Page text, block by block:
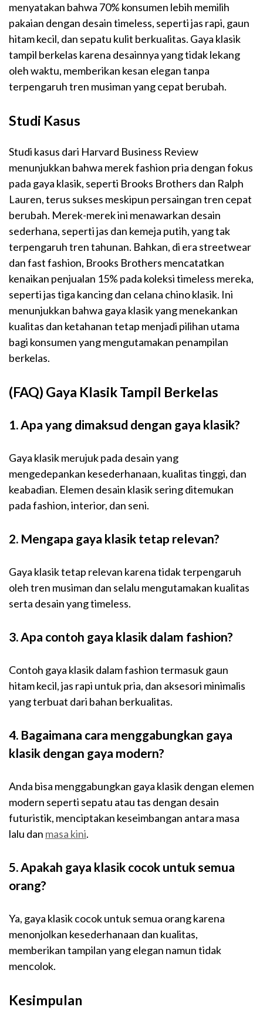
menyatakan bahwa 70% konsumen lebih memilih
pakaian dengan desain timeless, seperti jas rapi, gaun
hitam kecil, dan sepatu kulit berkualitas. Gaya klasik
tampil berkelas karena desainnya yang tidak lekang
oleh waktu, memberikan kesan elegan tanpa
terpengaruh tren musiman yang cepat berubah.
Studi Kasus
Studi kasus dari Harvard Business Review
menunjukkan bahwa merek fashion pria dengan fokus
pada gaya klasik, seperti Brooks Brothers dan Ralph
Lauren, terus sukses meskipun persaingan tren cepat
berubah. Merek-merek ini menawarkan desain
sederhana, seperti jas dan kemeja putih, yang tak
terpengaruh tren tahunan. Bahkan, di era streetwear
dan fast fashion, Brooks Brothers mencatatkan
kenaikan penjualan 15% pada koleksi timeless mereka,
seperti jas tiga kancing dan celana chino klasik. Ini
menunjukkan bahwa gaya klasik yang menekankan
kualitas dan ketahanan tetap menjadi pilihan utama
bagi konsumen yang mengutamakan penampilan
berkelas.
(FAQ) Gaya Klasik Tampil Berkelas
1. Apa yang dimaksud dengan gaya klasik?
Gaya klasik merujuk pada desain yang
mengedepankan kesederhanaan, kualitas tinggi, dan
keabadian. Elemen desain klasik sering ditemukan
pada fashion, interior, dan seni.
2. Mengapa gaya klasik tetap relevan?
Gaya klasik tetap relevan karena tidak terpengaruh
oleh tren musiman dan selalu mengutamakan kualitas
serta desain yang timeless.
3. Apa contoh gaya klasik dalam fashion?
Contoh gaya klasik dalam fashion termasuk gaun
hitam kecil, jas rapi untuk pria, dan aksesori minimalis
yang terbuat dari bahan berkualitas.
4. Bagaimana cara menggabungkan gaya
klasik dengan gaya modern?
Anda bisa menggabungkan gaya klasik dengan elemen
modern seperti sepatu atau tas dengan desain
futuristik, menciptakan keseimbangan antara masa
lalu dan masa kini.
5. Apakah gaya klasik cocok untuk semua
orang?
Ya, gaya klasik cocok untuk semua orang karena
menonjolkan kesederhanaan dan kualitas,
memberikan tampilan yang elegan namun tidak
mencolok.
Kesimpulan